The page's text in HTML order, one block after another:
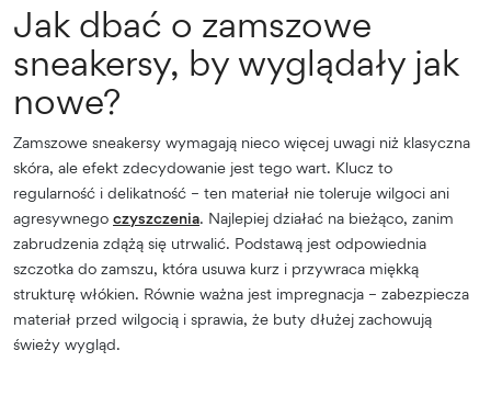
Jak dbać o zamszowe
sneakersy, by wyglądały jak
nowe?
Zamszowe sneakersy wymagają nieco więcej uwagi niż klasyczna
skóra, ale efekt zdecydowanie jest tego wart. Klucz to
regularność i delikatność – ten materiał nie toleruje wilgoci ani
agresywnego czyszczenia. Najlepiej działać na bieżąco, zanim
zabrudzenia zdążą się utrwalić. Podstawą jest odpowiednia
szczotka do zamszu, która usuwa kurz i przywraca miękką
strukturę włókien. Równie ważna jest impregnacja – zabezpiecza
materiał przed wilgocią i sprawia, że buty dłużej zachowują
świeży wygląd.